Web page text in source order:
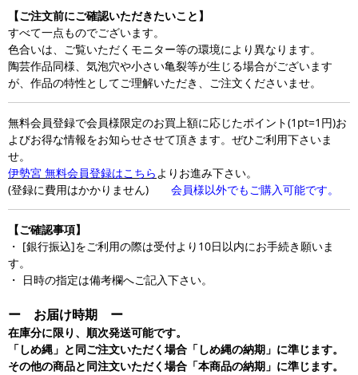
【ご注文前にご確認いただきたいこと】
すべて一点ものでございます。
色合いは、ご覧いただくモニター等の環境により異なります。
陶芸作品同様、気泡穴や小さい亀裂等が生じる場合がございます
が、作品の特性としてご理解いただき、ご注文くださいませ。
無料会員登録で会員様限定のお買上額に応じたポイント(1pt=1円)お
よびお得な情報をお知らせさせて頂きます。ぜひご利用下さいま
せ。
伊勢宮 無料会員登録はこちらよりお進み下さい。
(登録に費用はかかりません) 会員様以外でもご購入可能です。
【ご確認事項】
・ [銀行振込]をご利用の際は受付より10日以内にお手続き願いま
す。
・ 日時の指定は備考欄へご記入下さい。
ー お届け時期 ー
在庫分に限り、順次発送可能です。
「しめ縄」と同ご注文いただく場合「しめ縄の納期」に準じます。
その他の商品と同注文いただく場合「本商品の納期」に準じます。